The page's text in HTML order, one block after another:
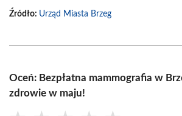
Źródło: Urząd Miasta Brzeg
Oceń: Bezpłatna mammografia w
zdrowie w maju!